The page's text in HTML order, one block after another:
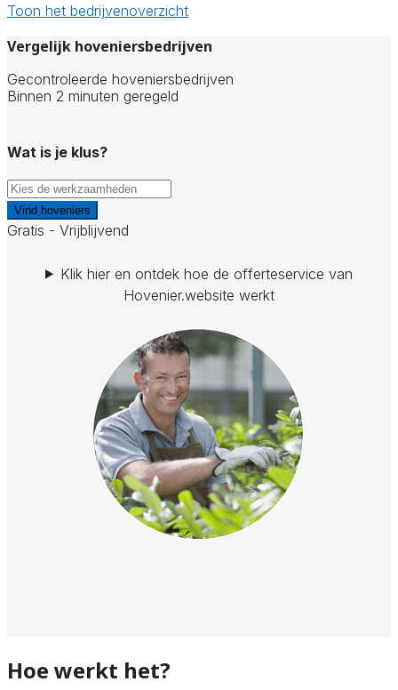
Toon het bedrijvenoverzicht
Vergelijk hoveniersbedrijven
Gecontroleerde hoveniersbedrijven
Binnen 2 minuten geregeld
Wat is je klus?
Vind hoveniers
Gratis - Vrijblijvend
Klik hier en ontdek hoe de offerteservice van
Hovenier.website werkt
Hoe werkt het?